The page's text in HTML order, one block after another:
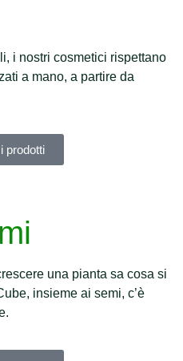
i nostri cosmetici rispettano
a mano, a partire da
prodotti
una pianta sa cosa si
insieme ai semi, c’è